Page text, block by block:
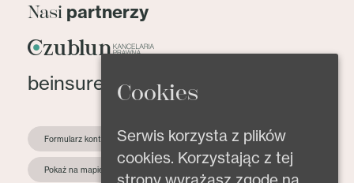
Nasi partnerzy
beinsured@beinsured.pl
Formularz kontaktowy
Pokaż na mapie
Cookies
Serwis korzysta z plików
cookies. Korzystając z tej